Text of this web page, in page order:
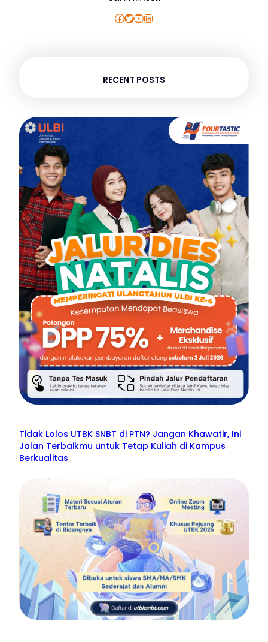
Facebook Twitter YouTube LinkedIn
RECENT POSTS
Tidak Lolos UTBK SNBT di PTN? Jangan Khawatir, Ini
Jalan Terbaikmu untuk Tetap Kuliah di Kampus
Berkualitas